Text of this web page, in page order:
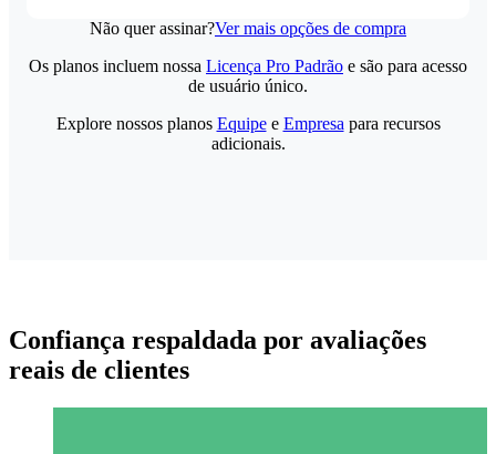
Não quer assinar?Ver mais opções de compra
Os planos incluem nossa Licença Pro Padrão e são para acesso
de usuário único.
Explore nossos planos Equipee Empresa para recursos
adicionais.
Confiança respaldada por avaliações
reais de clientes